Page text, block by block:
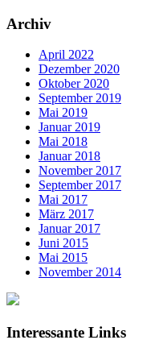
Archiv
April 2022
Dezember 2020
Oktober 2020
September 2019
Mai 2019
Januar 2019
Mai 2018
Januar 2018
November 2017
September 2017
Mai 2017
März 2017
Januar 2017
Juni 2015
Mai 2015
November 2014
Interessante Links